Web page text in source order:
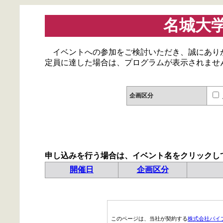
名城大
イベントへの参加をご検討いただき、誠にあ
定員に達した場合は、プログラムが表示されませ
企画区分
申し込みを行う場合は、イベント名をクリックし
開催日
企画区分
このページは、当社が契約する株式会社パイ